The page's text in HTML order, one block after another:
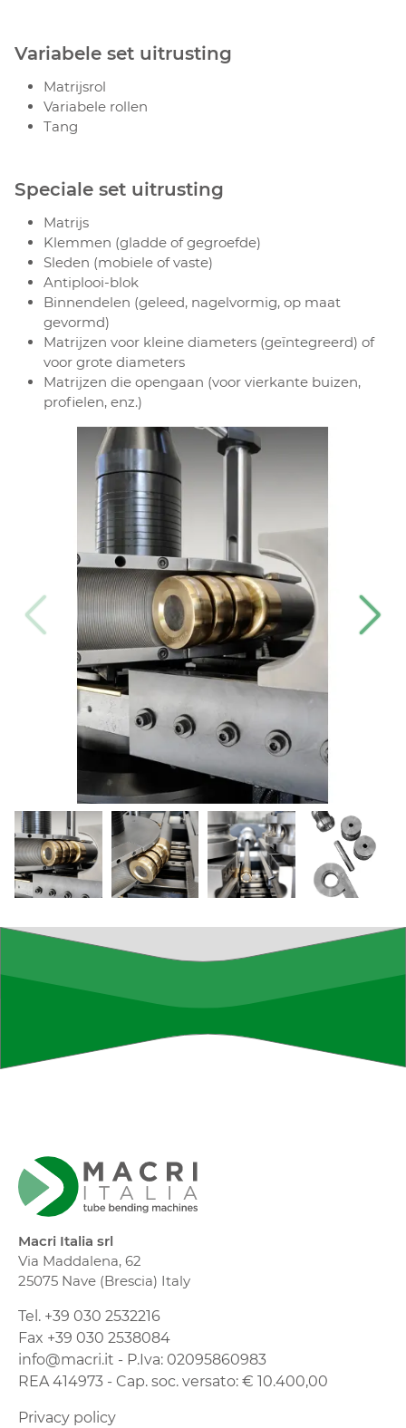
Variabele set uitrusting
Matrijsrol
Variabele rollen
Tang
Speciale set uitrusting
Matrijs
Klemmen (gladde of gegroefde)
Sleden (mobiele of vaste)
Antiplooi-blok
Binnendelen (geleed, nagelvormig, op maat
gevormd)
Matrijzen voor kleine diameters (geїntegreerd) of
voor grote diameters
Matrijzen die opengaan (voor vierkante buizen,
profielen, enz.)
Macri Italia srl
Via Maddalena, 62
25075 Nave (Brescia) Italy
Tel. +39 030 2532216
Fax +39 030 2538084
info@macri.it - P.Iva: 02095860983
REA 414973 - Cap. soc. versato: € 10.400,00
Privacy policy